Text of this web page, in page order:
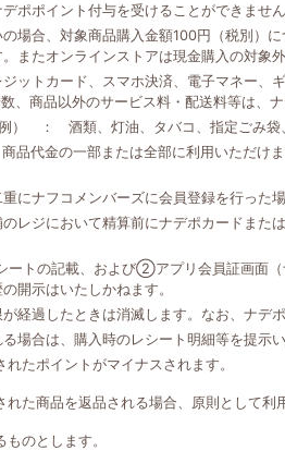
ポポイント付与を受けることができません
場合、対象商品購入金額100円（税別）
またオンラインストアは現金購入の対象外
ットカード、スマホ決済、電子マネー
、商品以外のサービス料・配送料等は、
） ： 酒類、灯油、タバコ、指定ごみ袋
品代金の一部または全部に利用いただ
にナフコメンバーズに会員登録を行った
レジにおいて精算前にナデポカードま
トの記載、および②アプリ会員証画面
開示はいたしかねます。
経過したときは消滅します。なお、ナデ
場合は、購入時のレシート明細等を提示
たポイントがマイナスされます。
れた商品を返品される場合、原則として
のとします。